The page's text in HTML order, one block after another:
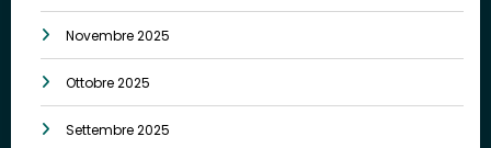
Novembre 2025
Ottobre 2025
Settembre 2025